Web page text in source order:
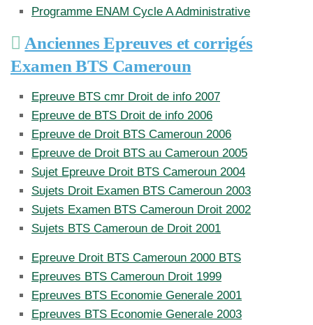
Programme ENAM Cycle A Administrative
Anciennes Epreuves et corrigés
Examen BTS Cameroun
Epreuve BTS cmr Droit de info 2007
Epreuve de BTS Droit de info 2006
Epreuve de Droit BTS Cameroun 2006
Epreuve de Droit BTS au Cameroun 2005
Sujet Epreuve Droit BTS Cameroun 2004
Sujets Droit Examen BTS Cameroun 2003
Sujets Examen BTS Cameroun Droit 2002
Sujets BTS Cameroun de Droit 2001
Epreuve Droit BTS Cameroun 2000 BTS
Epreuves BTS Cameroun Droit 1999
Epreuves BTS Economie Generale 2001
Epreuves BTS Economie Generale 2003